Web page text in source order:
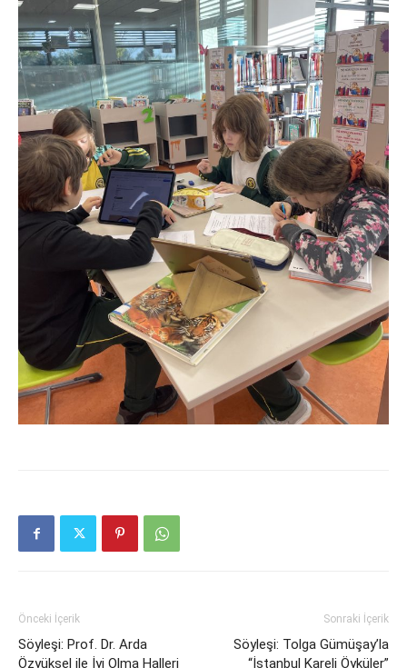
Önceki İçerik
Söyleşi: Prof. Dr. Arda
Özyüksel ile İyi Olma Halleri
Sonraki İçerik
Söyleşi: Tolga Gümüşay’la
“İstanbul Kareli Öyküler”